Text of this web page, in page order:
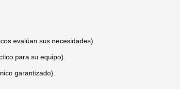
evalúan sus necesidades).
para su equipo).
garantizado).